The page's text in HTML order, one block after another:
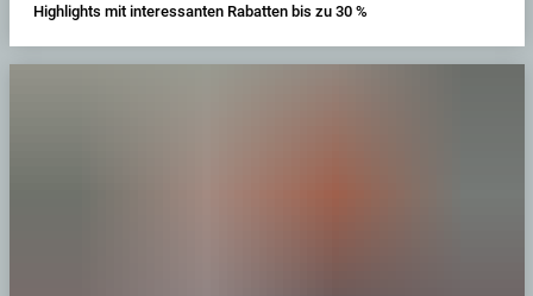
Highlights mit interessanten Rabatten bis zu 30 %